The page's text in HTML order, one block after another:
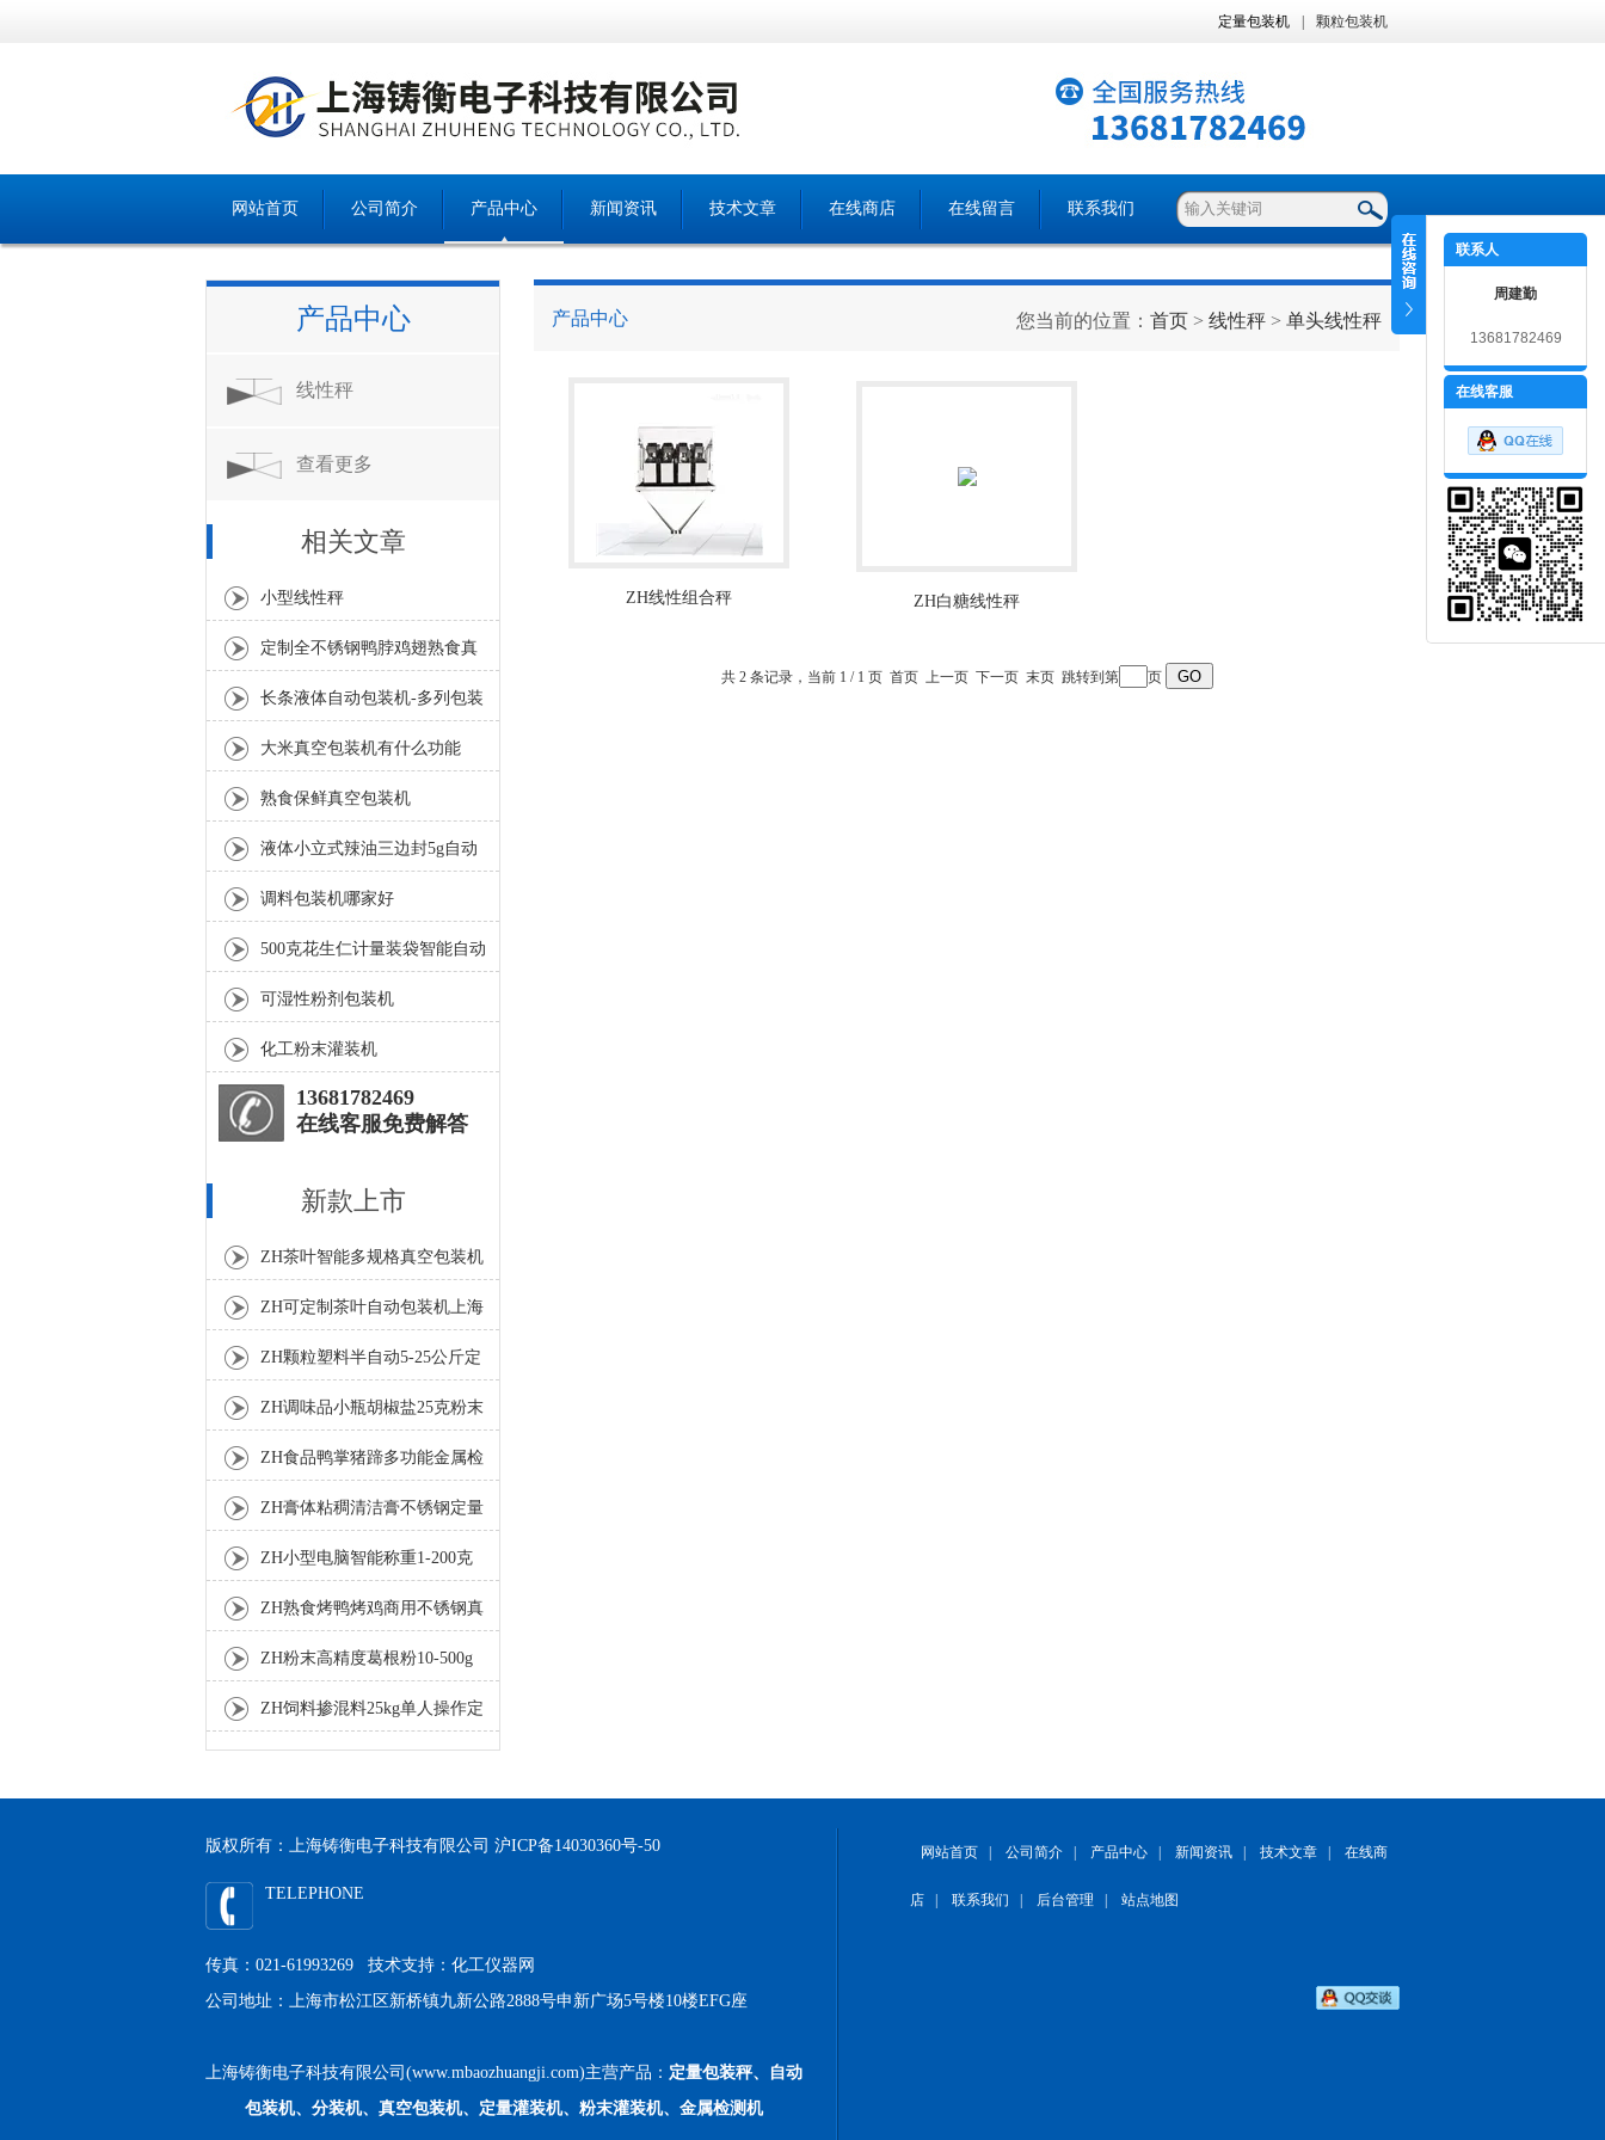
定量包装机 颗粒包装机
网站首页 公司简介 产品中心 新闻资讯 技术文章 在线商店 在线留言 联系我们
产品中心
线性秤
查看更多
相关文章
小型线性秤
定制全不锈钢鸭脖鸡翅熟食真
空包装机规格
长条液体自动包装机-多列包装
机定制
大米真空包装机有什么功能
熟食保鲜真空包装机
液体小立式辣油三边封5g自动
包装机
调料包装机哪家好
500克花生仁计量装袋智能自动
包装机厂家
可湿性粉剂包装机
化工粉末灌装机
13681782469
在线客服免费解答
新款上市
ZH茶叶智能多规格真空包装机
上海厂家
ZH可定制茶叶自动包装机上海
厂家
ZH颗粒塑料半自动5-25公斤定
量包装机
ZH调味品小瓶胡椒盐25克粉末
灌装机
ZH食品鸭掌猪蹄多功能金属检
测机
ZH膏体粘稠清洁膏不锈钢定量
灌装机厂家
ZH小型电脑智能称重1-200克
分装机
ZH熟食烤鸭烤鸡商用不锈钢真
空包装机
ZH粉末高精度葛根粉10-500g
自动包装机
ZH饲料掺混料25kg单人操作定
量包装机
产品中心 您当前的位置： 首页 > 线性秤 > 单头线性秤
ZH线性组合秤 ZH白糖线性秤
共 2 条记录，当前 1 / 1 页 首页 上一页 下一页 末页 跳转到第 页
版权所有：上海铸衡电子科技有限公司 沪ICP备14030360号-50
TELEPHONE
传真：021-61993269 技术支持： 化工仪器网
公司地址：上海市松江区新桥镇九新公路2888号申新广场5号楼10楼EFG座
上海铸衡电子科技有限公司(www.mbaozhuangji.com)主营产品： 定量包装秤、自动
包装机、分装机、真空包装机、定量灌装机、粉末灌装机、金属检测机
网站首页 公司简介 产品中心 新闻资讯 技术文章 在线商
店 联系我们 后台管理 站点地图
联系人
周建勤
13681782469
在线客服